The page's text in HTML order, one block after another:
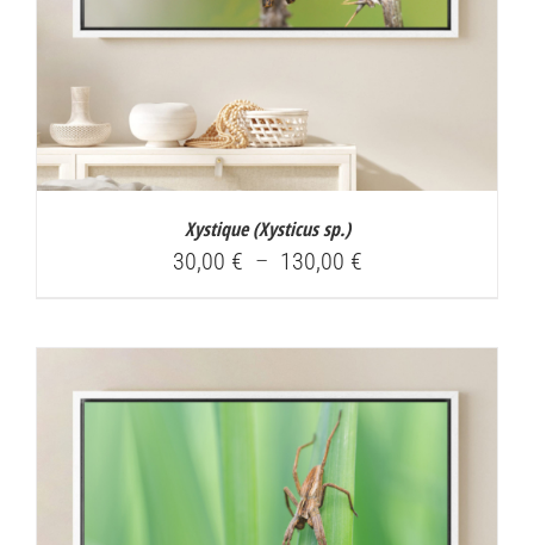
Xystique (Xysticus sp.)
30,00 € – 130,00 €Plage
à
130,00 €